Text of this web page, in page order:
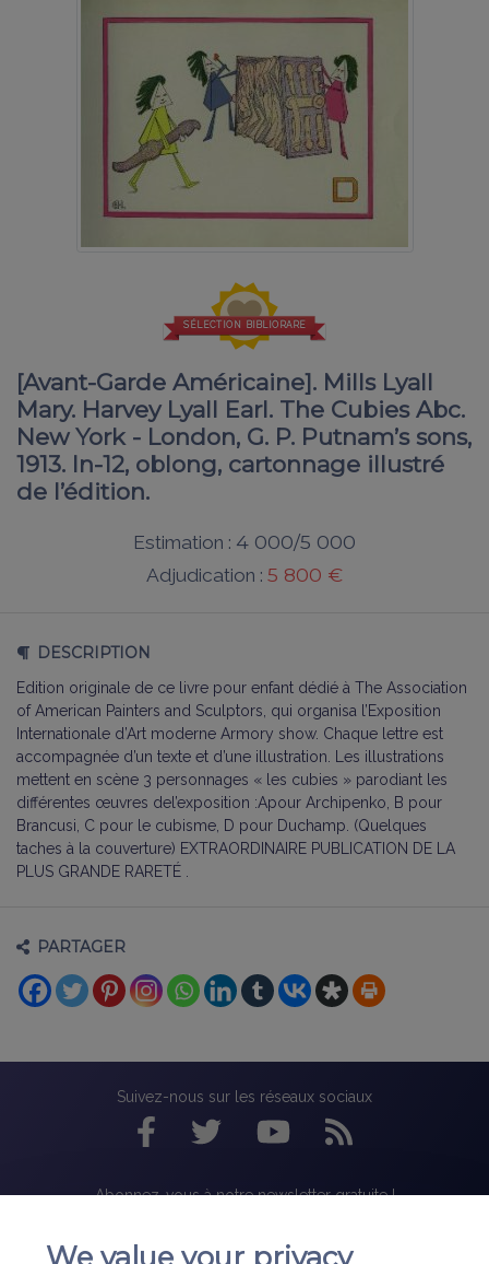
SÉLECTION BIBLIORARE
[Avant-Garde Américaine]. Mills Lyall
Mary. Harvey Lyall Earl. The Cubies Abc.
New York - London, G. P. Putnam’s sons,
1913. In-12, oblong, cartonnage illustré
de l’édition.
Estimation : 4 000/5 000
Adjudication : 5 800 €
DESCRIPTION
Edition originale de ce livre pour enfant dédié à The Association
of American Painters and Sculptors, qui organisa l’Exposition
Internationale d’Art moderne Armory show. Chaque lettre est
accompagnée d’un texte et d’une illustration. Les illustrations
mettent en scène 3 personnages « les cubies » parodiant les
différentes œuvres del’exposition :Apour Archipenko, B pour
Brancusi, C pour le cubisme, D pour Duchamp. (Quelques
taches à la couverture) EXTRAORDINAIRE PUBLICATION DE LA
PLUS GRANDE RARETÉ .
PARTAGER
Suivez-nous sur les réseaux sociaux
Abonnez-vous à notre newsletter gratuite !